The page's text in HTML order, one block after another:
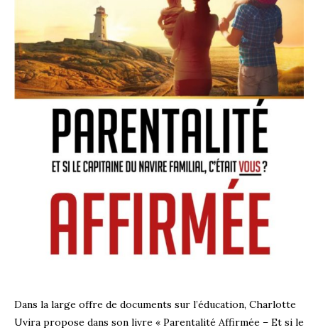
Dans la large offre de documents sur l’éducation, Charlotte
Uvira propose dans son livre « Parentalité Affirmée – Et si le